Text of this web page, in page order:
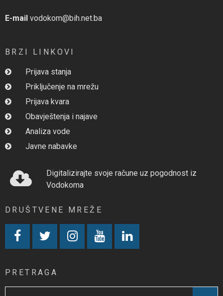
E-mail vodokom@bih.net.ba
BRZI LINKOVI
Prijava stanja
Priključenje na mrežu
Prijava kvara
Obavještenja i najave
Analiza vode
Javne nabavke
Digitalizirajte svoje račune uz pogodnost iz
Vodokoma
DRUŠTVENE MREŽE
PRETRAGA